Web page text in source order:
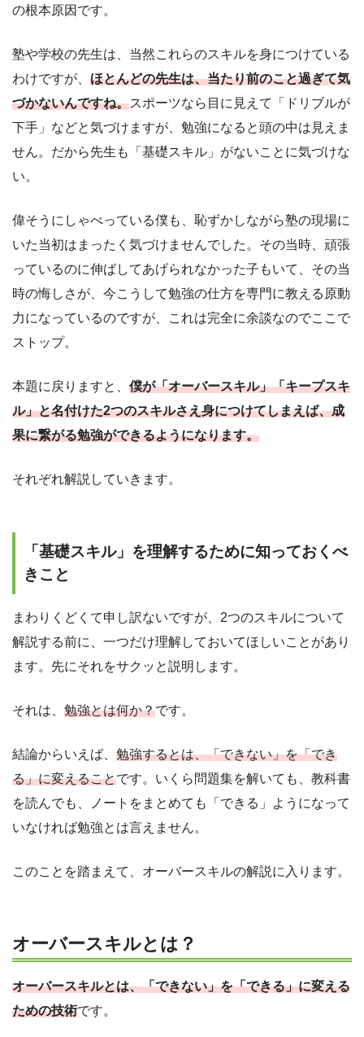
の根本原因です。
塾や学校の先生は、当然これらのスキルを身につけている
わけですが、 ほとんどの先生は、当たり前のこと過ぎて気
づかないんですね。スポーツなら目に見えて「ドリブルが
下手」などと気づけますが、勉強になると頭の中は見えま
せん。だから先生も「基礎スキル」がないことに気づけな
い。
偉そうにしゃべっている僕も、恥ずかしながら塾の現場に
いた当初はまったく気づけませんでした。その当時、頑張
っているのに伸ばしてあげられなかった子もいて、その当
時の悔しさが、今こうして勉強の仕方を専門に教える原動
力になっているのですが、これは完全に余談なのでここで
ストップ。
本題に戻りますと、 僕が「オーバースキル」「キープスキ
ル」と名付けた2つのスキルさえ身につけてしまえば、成
果に繋がる勉強ができるようになります。
それぞれ解説していきます。
「基礎スキル」を理解するために知っておくべ
きこと
まわりくどくて申し訳ないですが、2つのスキルについて
解説する前に、一つだけ理解しておいてほしいことがあり
ます。先にそれをサクッと説明します。
それは、 勉強とは何か？です。
結論からいえば、 勉強するとは、「できない」を「でき
る」に変えることです。いくら問題集を解いても、教科書
を読んでも、ノートをまとめても「できる」ようになって
いなければ勉強とは言えません。
このことを踏まえて、オーバースキルの解説に入ります。
オーバースキルとは？
オーバースキルとは、「できない」を「できる」に変える
ための技術です。